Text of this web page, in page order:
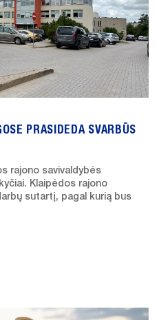
PRASIDEDA SVARBŪS
rajono savivaldybės
Klaipėdos rajono
sutartį, pagal kurią bus